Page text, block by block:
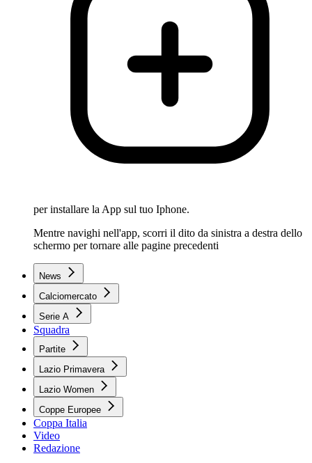
per installare la App sul tuo Iphone.
Mentre navighi nell'app, scorri il dito da sinistra a destra dello
schermo per tornare alle pagine precedenti
News
Calciomercato
Serie A
Squadra
Partite
Lazio Primavera
Lazio Women
Coppe Europee
Coppa Italia
Video
Redazione